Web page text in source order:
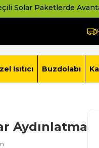
Paketlerde Avantajlı
Isıtıcı Buzdolabı
Aydınlatma